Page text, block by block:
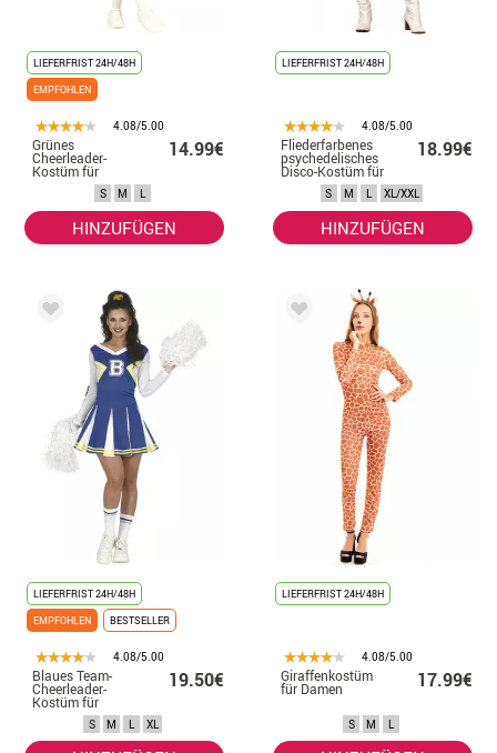
LIEFERFRIST 24H/48H
EMPFOHLEN
4.08/5.00
Grünes
Cheerleader-
Kostüm für
14.99€
S M L
HINZUFÜGEN
LIEFERFRIST 24H/48H
4.08/5.00
Fliederfarbenes
psychedelisches
Disco-Kostüm für
Damen
18.99€
S M L XL/XXL
HINZUFÜGEN
LIEFERFRIST 24H/48H
EMPFOHLEN
BESTSELLER
4.08/5.00
Blaues Team-
Cheerleader-
Kostüm für
19.50€
S M L XL
LIEFERFRIST 24H/48H
4.08/5.00
Giraffenkostüm
für Damen 17.99€
S M L